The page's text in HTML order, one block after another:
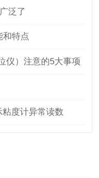
泛了
和特点
仪）注意的5大事项
度计异常读数